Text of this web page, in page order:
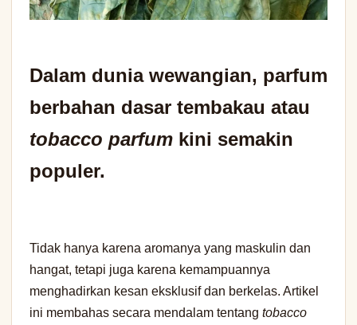
Dalam dunia wewangian, parfum
berbahan dasar tembakau atau
tobacco parfum kini semakin
populer.
Tidak hanya karena aromanya yang maskulin dan
hangat, tetapi juga karena kemampuannya
menghadirkan kesan eksklusif dan berkelas. Artikel
ini membahas secara mendalam tentang tobacco